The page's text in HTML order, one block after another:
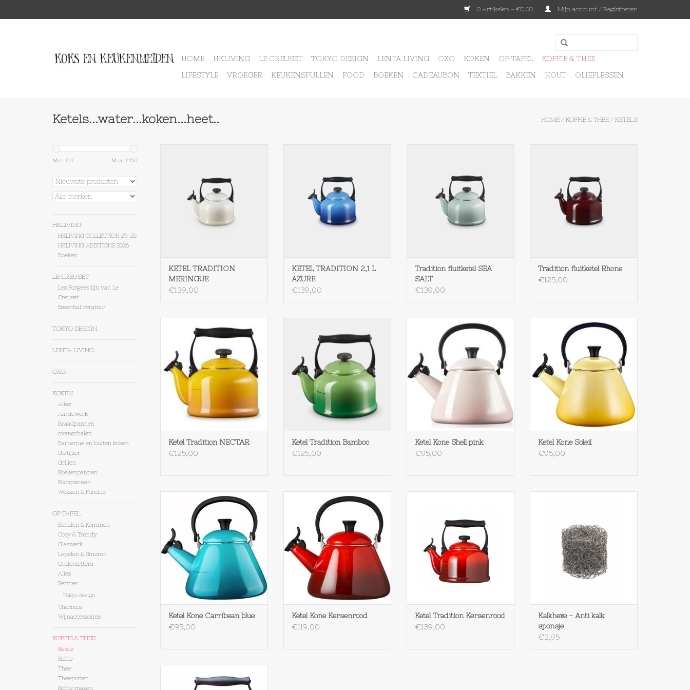
0 Artikelen - €0,00 Mijn account / Registreren
HOME HKLIVING LE CREUSET TOKYO DESIGN LENTA LIVING OXO KOKEN OP TAFEL
KOFFIE & THEE
LIFESTYLE
VROEGER KEUKENSPULLEN FOOD BOEKEN CADEAUBON TEXTIEL BAKKEN HOUT OLIEFLESSEN
Ketels...water...koken...heet.. HOME / KOFFIE & THEE / KETELS
Min: €0 Max: €150
HKLIVING
HKLIVING COLLECTION 25-26
HKLIVING ADDITIONS 2026
Boeken
LE CREUSET
Les Forgees lijn van Le
Creuset
Essential ceramic
TOKYO DESIGN
LENTA LIVING
OXO
KOKEN
Alles
Aardewerk
Braadpannen
ovenschalen
Barbeque en buiten koken
Gietijzer
Grillen
Koekenpannen
Kookpannen
Wokken & Fondue
OP TAFEL
Schalen & Kommen
Cosy & Trendy
Glaswerk
Lepelen & Smeren
Onderzetters
Alles
Servies
Tokyo design
Thermos
Wijnaccessoires
KOFFIE & THEE
Ketels
Koffie
Thee
Theepotten
Koffie maken
KETEL TRADITION
MERINGUE
€139,00
KETEL TRADITION 2,1 L
AZURE
€139,00
TOEVOEGEN AAN WINKELWAGEN
Tradition fluitketel SEA
SALT
€139,00
TOEVOEGEN AAN WINKELWAGEN
Tradition fluitketel Rhone
€125,00
NECTAR
TOEVOEGEN AAN WINKELWAGEN
Ketel Tradition NECTAR
€125,00
TOEVOEGEN AAN WINKELWAGEN
Ketel Tradition Bamboo
€125,00
Le Creuset Ketel Kone Shell pink
TOEVOEGEN AAN WINKELWAGEN
Ketel Kone Shell pink
€95,00
Le Creuset Ketel Kone Soleil
TOEVOEGEN AAN WINKELWAGEN
Ketel Kone Soleil
€95,00
Le Creuset Ketel Kone Carribean
blue
TOEVOEGEN AAN WINKELWAGEN
Ketel Kone Carribean blue
€95,00
Le Creuset Ketel Kone
Kersenrood
TOEVOEGEN AAN WINKELWAGEN
Ketel Kone Kersenrood
€119,00
TOEVOEGEN AAN WINKELWAGEN
Ketel Tradition Kersenrood
€139,00
Kalkhexe - Anti kalk
sponsje
€3,95
TOEVOEGEN AAN WINKELWAGEN